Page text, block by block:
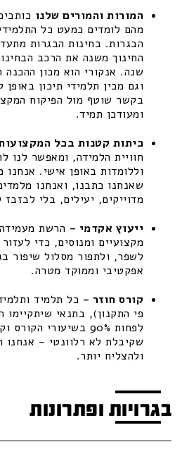
המורות והמורים שלנו
מהם לומדים כמעט כל
הבגרות. בחינות הבגרות
החינוך משנה את הרכב
שנה. אנקורי הוא מכון
וגם מכין תלמידי תיכון
בקשר שוטף מול הפיקוח
ומעודכן תמיד.
כיתות קטנות בכל
חוויית הלמידה, ומאפשר לנו
וללומדות באופן אישי.
שאנחנו כתבנו, ואנחנו
מדוייקים, יעילים, בלי לבזבז
ייעוץ אקדמי – הרשת
מקצועיים ומנוסים, כדי
לשפר, ולתפור מסלול שיפור
אפקטיבי וממוקד מטרה.
קורס חוזר – כל תלמיד
פי התקנון), בתנאי
לפחות 90% בשיעורי
שקיבלת לא רלוונטי –
ולהצליח יותר.
בגרויות ופתרונות